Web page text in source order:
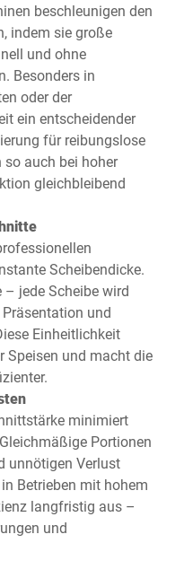
beschleunigen den
indem sie große
und ohne
Besonders in
oder der
ein entscheidender
für reibungslose
auch bei hoher
gleichbleibend
Scheibendicke.
– jede Scheibe wird
und
Einheitlichkeit
Speisen und macht die
minimiert
Portionen
unnötigen Verlust
Betrieben mit hohem
langfristig aus –
und